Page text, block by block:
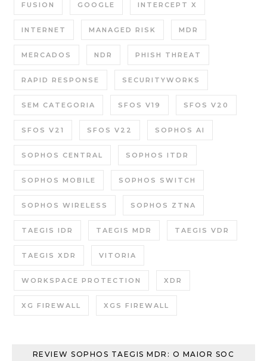
FUSION GOOGLE INTERCEPT X
INTERNET MANAGED RISK MDR
MERCADOS NDR PHISH THREAT
RAPID RESPONSE SECURITYWORKS
SEM CATEGORIA SFOS V19 SFOS V20
SFOS V21 SFOS V22 SOPHOS AI
SOPHOS CENTRAL SOPHOS ITDR
SOPHOS MOBILE SOPHOS SWITCH
SOPHOS WIRELESS SOPHOS ZTNA
TAEGIS IDR TAEGIS MDR TAEGIS VDR
TAEGIS XDR VITORIA
WORKSPACE PROTECTION XDR
XG FIREWALL XGS FIREWALL
REVIEW SOPHOS TAEGIS MDR: O MAIOR SOC